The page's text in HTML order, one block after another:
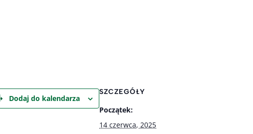
Dodaj do kalendarza
SZCZEGÓŁY
Początek:
14 czerwca, 2025